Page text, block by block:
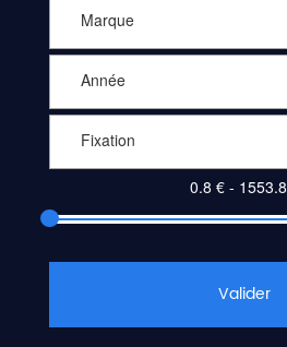
Marque
Année
Fixation
Valider